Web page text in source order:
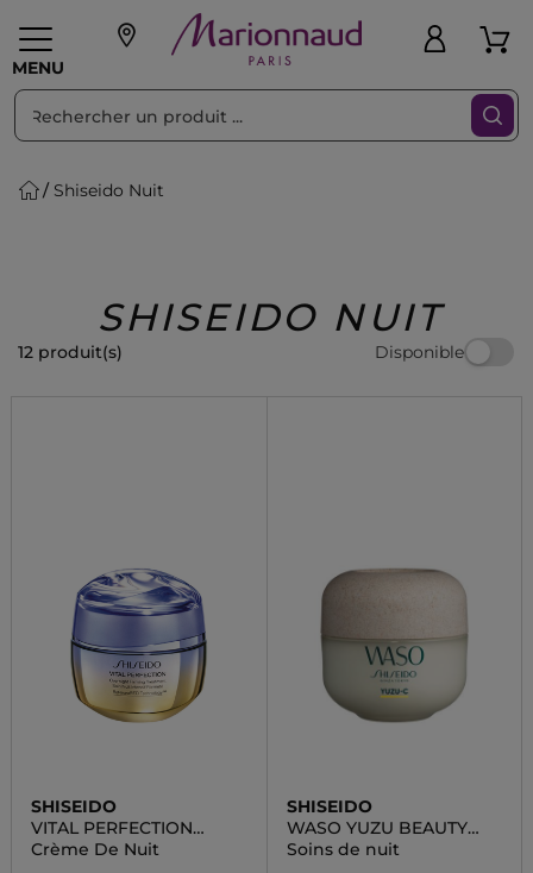
MENU
personnalisés
Beauty
Shiseido Nuit
SHISEIDO NUIT
12 produit(s) Disponible
Trier par Filtres
SHISEIDO
VITAL PERFECTION
OVERNIGHT FIRMING
TREATMENT
Crème De Nuit
SHISEIDO
WASO YUZU BEAUTY
SLEEPING MASK
Soins de nuit